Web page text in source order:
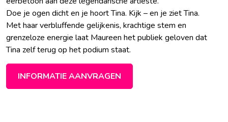
Doe je ogen dicht en je hoort Tina. Kijk – en je ziet Tina.
Met haar verbluffende gelijkenis, krachtige stem en
grenzeloze energie laat Maureen het publiek geloven dat
Tina zelf terug op het podium staat.
INFORMATIE AANVRAGEN